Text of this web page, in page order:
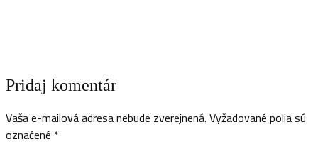
Pridaj komentár
Vaša e-mailová adresa nebude zverejnená. Vyžadované polia sú
označené *